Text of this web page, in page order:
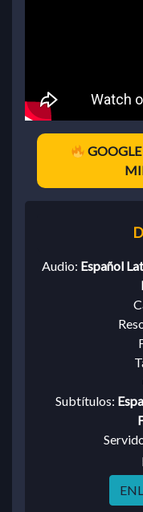
Audio: Español
Subtítulos: